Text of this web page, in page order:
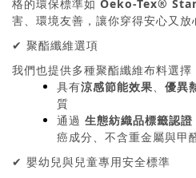
格的環保標準如 Oeko-Tex®
害、環境友善，讓你穿得安心又放
✔ 聚酯纖維選項
我們也提供多種聚酯纖維布料選擇
具有涼感節能效果、 優異
質
通過 生態紡織品標籤認證
癌成分、不含重金屬與甲
✔ 嬰幼兒與兒童專用安全標準